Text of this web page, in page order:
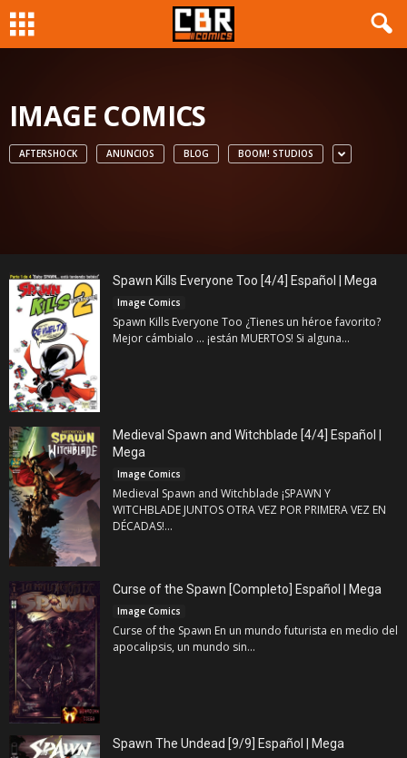
IMAGE COMICS
AFTERSHOCK ANUNCIOS BLOG BOOM! STUDIOS
Spawn Kills Everyone Too [4/4] Español | Mega
Image Comics
Spawn Kills Everyone Too ¿Tienes un héroe favorito?
Mejor cámbialo ... ¡están MUERTOS! Si alguna...
Medieval Spawn and Witchblade [4/4] Español |
Mega
Image Comics
Medieval Spawn and Witchblade ¡SPAWN Y
WITCHBLADE JUNTOS OTRA VEZ POR PRIMERA VEZ EN
DÉCADAS!...
Curse of the Spawn [Completo] Español | Mega
Image Comics
Curse of the Spawn En un mundo futurista en medio del
apocalipsis, un mundo sin...
Spawn The Undead [9/9] Español | Mega